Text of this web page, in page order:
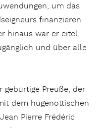
um das
finanzieren
hinaus war er eitel,
und über alle
gebürtige Preuße, der
dem hugenottischen
Pierre Frédéric